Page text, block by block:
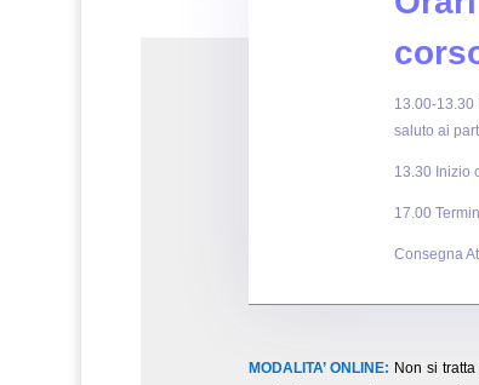
13.00-13.30
saluto ai
13.30 Inizio
17.00
Consegna
MODALITA’ ONLINE: Non si